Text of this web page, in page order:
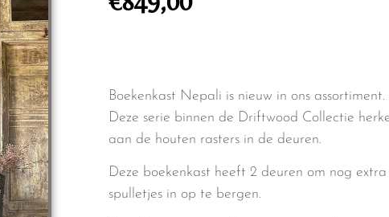
Boekenkast Nepali is nieuw in ons assortiment.
Deze serie binnen de Driftwood Collectie
aan de houten rasters in de deuren.
Deze boekenkast heeft 2 deuren om nog extra
spulletjes in op te bergen.